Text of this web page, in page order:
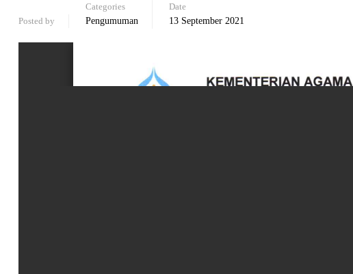
Posted by
Categories
Pengumuman
Date
13 September 2021